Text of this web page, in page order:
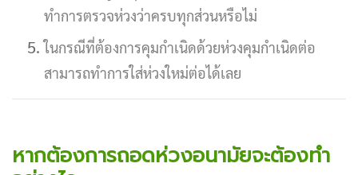
ทำการตรวจห่วงว่าครบทุกส่วนหรือไม่
ในกรณีที่ต้องการคุมกำเนิดด้วยห่วงคุมกำเนิดต่อ
สามารถทำการใส่ห่วงใหม่ต่อได้เลย
หากต้องการถอดห่วงอนามัยจะต้องทำ